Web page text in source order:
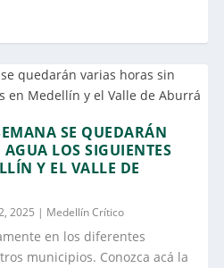
SE QUEDARÁN
LOS SIGUIENTES
Y EL VALLE DE
2025 | Medellín Crítico
en los diferentes
municipios. Conozca acá la